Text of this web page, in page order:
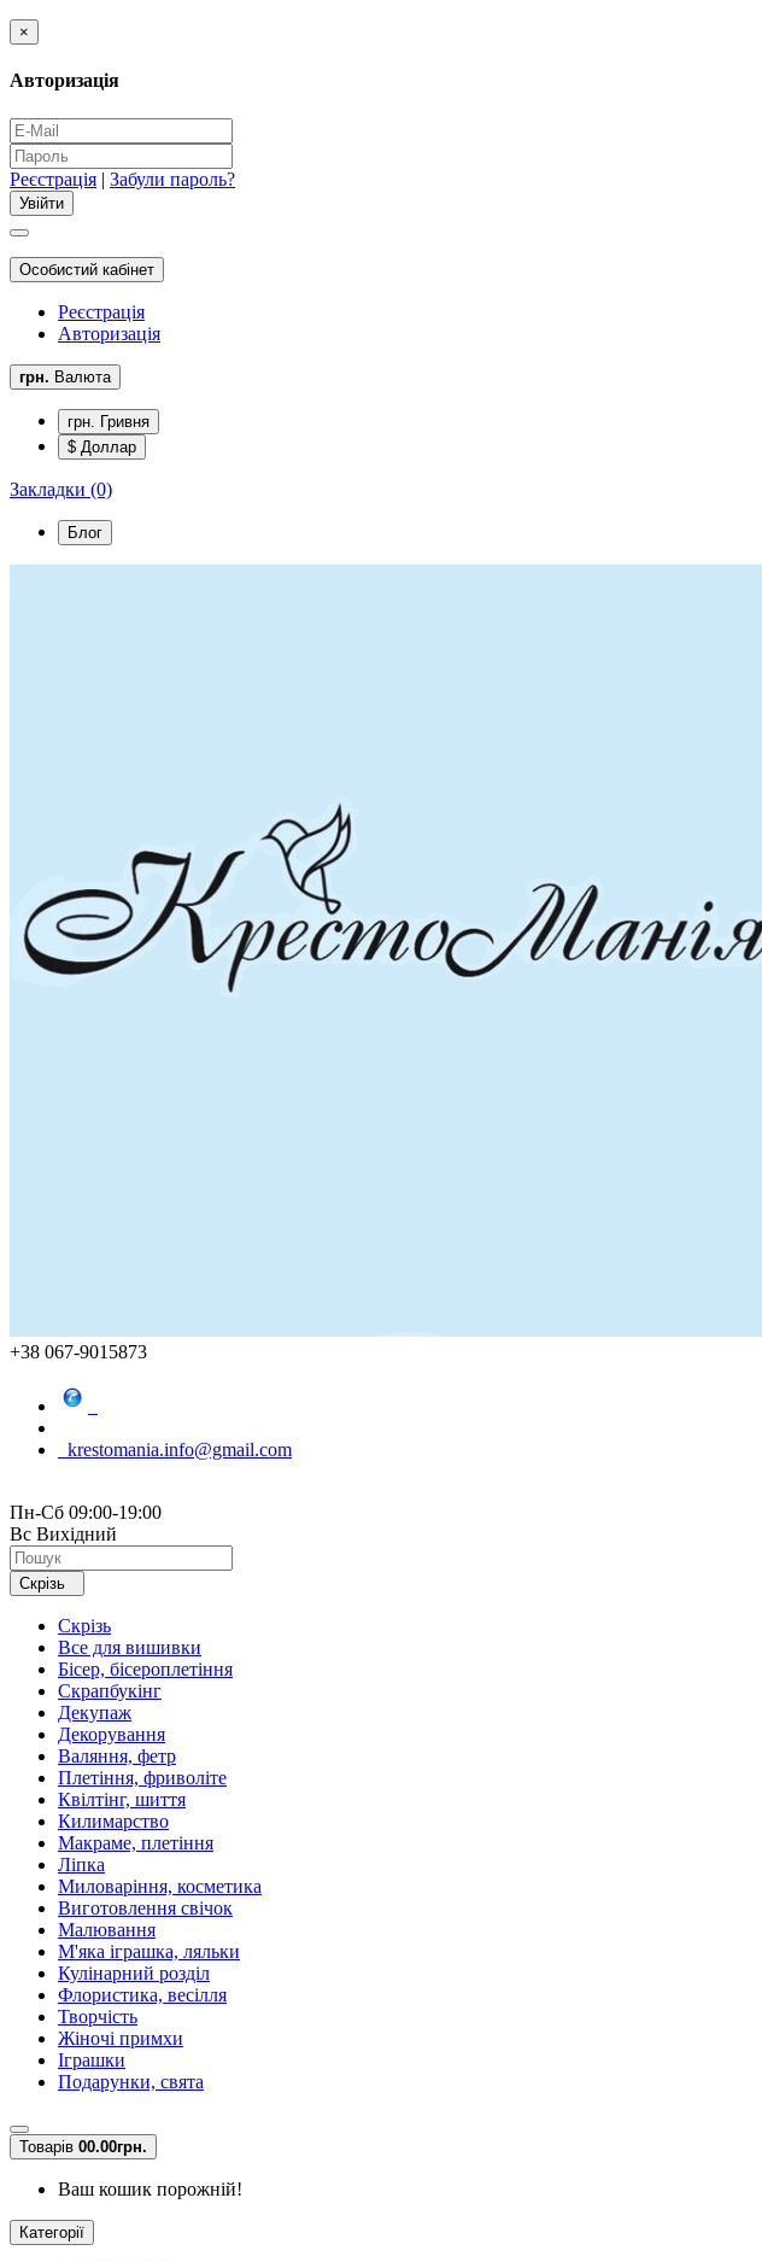
×
Авторизація
Реєстрація | Забули пароль?
Особистий кабінет
Реєстрація
Авторизація
грн. Валюта
грн. Гривня
$ Доллар
Закладки (0)
Блог
+38 067-9015873
krestomania.info@gmail.com
Пн-Сб 09:00-19:00
Вс Вихідний
Скрізь
Скрізь
Все для вишивки
Бісер, бісероплетіння
Скрапбукінг
Декупаж
Декорування
Валяння, фетр
Плетіння, фриволіте
Квілтінг, шиття
Килимарство
Макраме, плетіння
Ліпка
Миловаріння, косметика
Виготовлення свічок
Малювання
М'яка іграшка, ляльки
Кулінарний розділ
Флористика, весілля
Творчість
Жіночі примхи
Іграшки
Подарунки, свята
Товарів 00.00грн.
Ваш кошик порожній!
Категорії